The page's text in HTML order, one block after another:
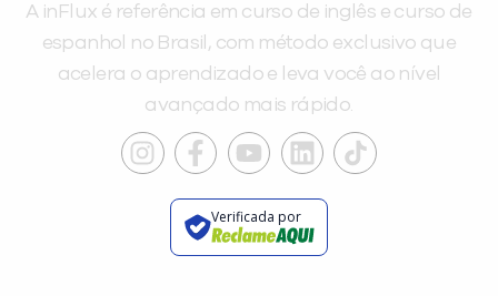
A inFlux é referência em curso de inglês e curso de
espanhol no Brasil, com método exclusivo que
acelera o aprendizado e leva você ao nível
avançado mais rápido.
Verificada por